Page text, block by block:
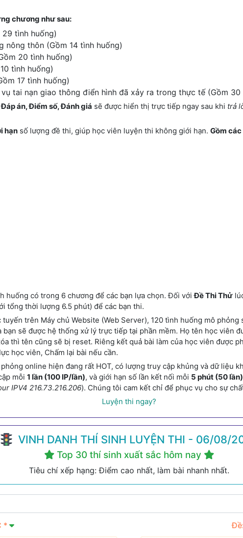
chương như sau:
tình huống)
nông thôn (Gồm 14 tình huống)
20 tình huống)
tình huống)
17 tình huống)
tai nạn giao thông điển hình đã xảy ra trong thực tế (Gồm 30
Đáp án, Điểm số, Đánh giá sẽ được hiển thị trực tiếp ngay sau khi trả
hạn số lượng đề thi, giúp học viên luyện thi không giới hạn. Gồm
huống có trong 6 chương để các bạn lựa chọn. Đối vớiĐề Thi Thử
tổng thời lượng 6.5 phút) để các bạn thi.
trên Máy chủ Website (Web Server), 120 tình huống mô
sẽ được hệ thống xử lý trực tiếp tại phần mềm. Họ tên học viên
thì tên cũng sẽ bị reset. Riêng kết quả bài làm của học viên được
học viên, Chấm lại bài nếu cần.
online hiện đang rất HOT, có lượng truy cập khủng và dữ liệu
mỗi 1 lần (100 IP/lần), và giới hạn số lần kết nối mỗi 5 phút (50 lần)
IPV4 216.73.216.206). Chúng tôi cam kết chỉ để phục vụ cho sự
Luyện thi ngay?
VINH DANH THÍ SINH LUYỆN THI - 06/08/
Top 30 thí sinh xuất sắc hôm nay
Tiêu chí xếp hạng: Điểm cao nhất, làm bài nhanh nhất.
*